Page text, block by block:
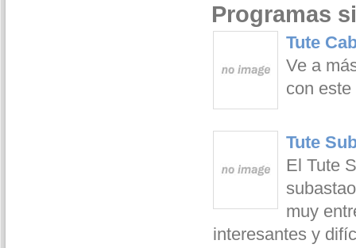
Programas
Tute
Ve a
con este
Tute
El Tute
muy
interesantes y